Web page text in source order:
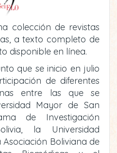
colección de revistas
a texto completo de
disponible en línea.
que se inicio en julio
de diferentes
entre las que se
Mayor de San
de Investigación
la Universidad
Asociación Boliviana de